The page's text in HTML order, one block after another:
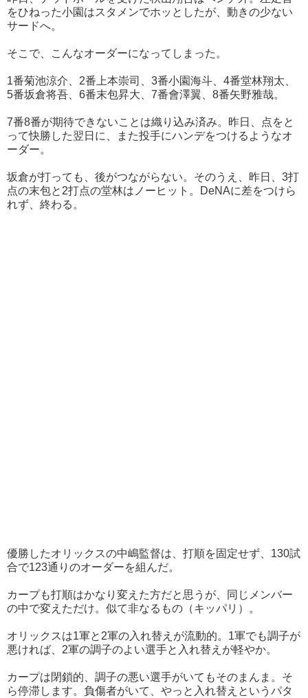
をひねった小園はスタメンでホッとしたが、動きの少ない
サードへ。
そこで、こんなオーダーになってしまった。
1番菊池涼介、2番上本崇司、3番小園海斗、4番堂林翔太、
5番坂倉将吾、6番末包昇大、7番會澤翼、8番矢野雅哉。
7番8番が期待できないことは織り込み済み。昨日、点をと
って快勝した翌日に、また投手にハンデをつけるようなオ
ーダー。
坂倉が打っても、後がつながらない。そのうえ、昨日、3打
点の末包と2打点の堂林はノーヒット。DeNAに差をつけら
れず、終わる。
優勝したオリックスの中嶋監督は、打順を固定せず、130試
合で123通りのオーダーを組んだ。
カープも打順はかなり変えた方だと思うが、同じメンバー
の中で変えただけ。似て非なるもの（キッパリ）。
オリックスは1軍と2軍の入れ替えが流動的。1軍でも調子が
悪ければ、2軍の調子のよい選手と入れ替えが軽やか。
カープは閉鎖的、調子の悪い選手がいてもそのまんま。そ
ら停滞します。負傷者がいて、やっと入れ替えというパタ